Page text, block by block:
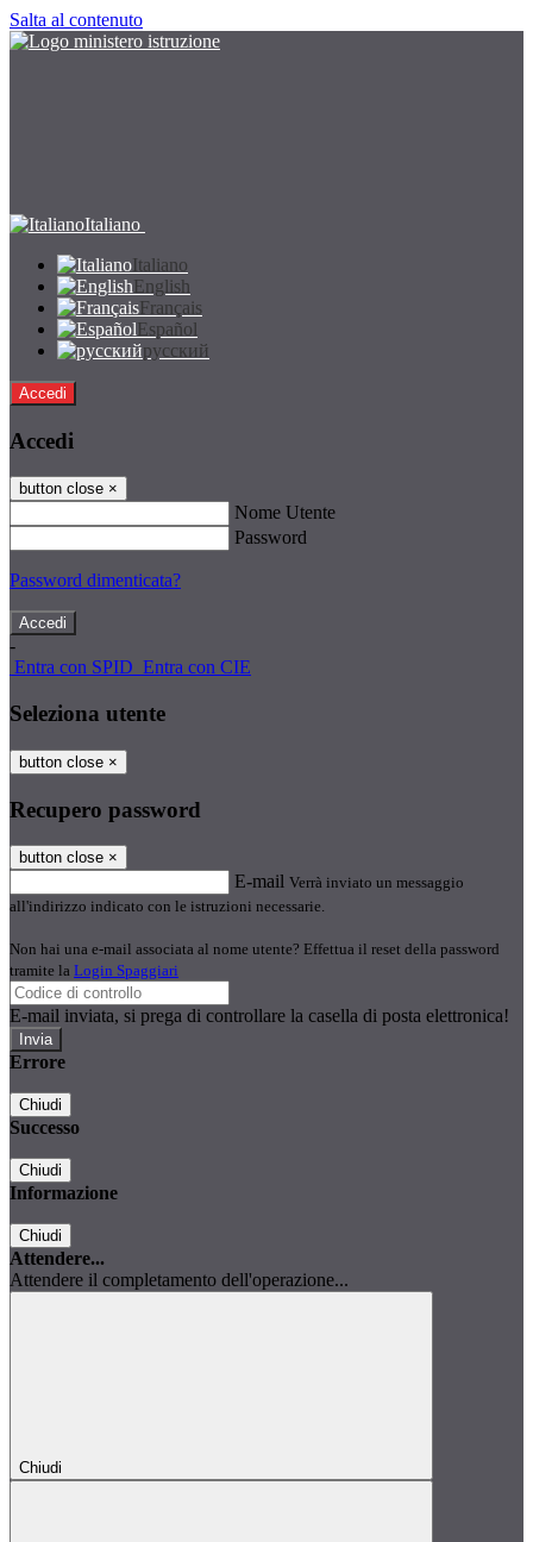
Salta al contenuto
Italiano
Italiano
English
Français
Español
русский
Accedi
Accedi
button close ×
Nome Utente
Password
Password dimenticata?
-
Entra con SPID Entra con CIE
Seleziona utente
button close ×
Recupero password
button close ×
E-mail Verrà inviato un messaggio
all'indirizzo indicato con le istruzioni necessarie.
Non hai una e-mail associata al nome utente? Effettua il reset della password
tramite la Login Spaggiari
E-mail inviata, si prega di controllare la casella di posta elettronica!
Errore
Chiudi
Successo
Chiudi
Informazione
Chiudi
Attendere...
Attendere il completamento dell'operazione...
Chiudi